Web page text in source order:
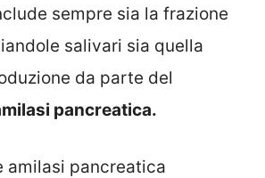
sempre sia la frazione
salivari sia quella
da parte del
pancreatica.